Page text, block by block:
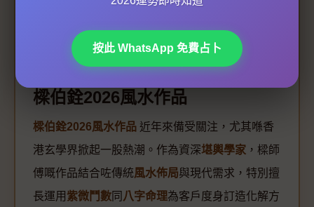
關於風水顧問的專業插圖
樑伯銓2026風水作品
樑伯銓2026風水作品 近年來備受關注，尤其喺香
港玄學界掀起一股熱潮。作為資深堪輿學家 ，樑師
傅嘅作品結合咗傳統風水佈局與現代需求，特別擅
長運用 紫微鬥數 同 八字命理為客戶度身訂造化解方
按此 WhatsApp 免費占卜